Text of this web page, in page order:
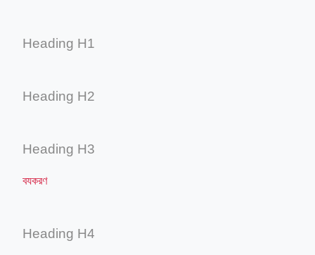
Heading H1
Heading H2
Heading H3
বযকরণ
Heading H4